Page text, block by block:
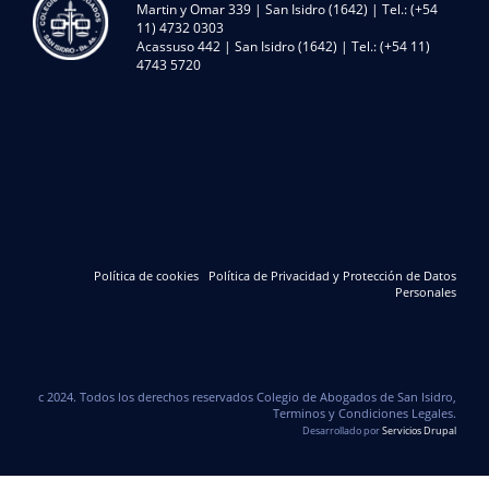
Martin y Omar 339 | San Isidro (1642) | Tel.: (+54
11) 4732 0303
Acassuso 442 | San Isidro (1642) | Tel.: (+54 11)
4743 5720
Política de cookies
Política de Privacidad y Protección de Datos
Personales
c 2024. Todos los derechos reservados Colegio de Abogados de San Isidro,
Terminos y Condiciones Legales.
Desarrollado porServicios Drupal